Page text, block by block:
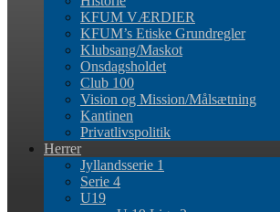
KFUM VÆRDIER
KFUM’s Etiske Grundregler
Klubsang/Maskot
Onsdagsholdet
Club 100
Vision og Mission/Målsætning
Kantinen
Privatlivspolitik
Herrer
Jyllandsserie 1
Serie 4
U19